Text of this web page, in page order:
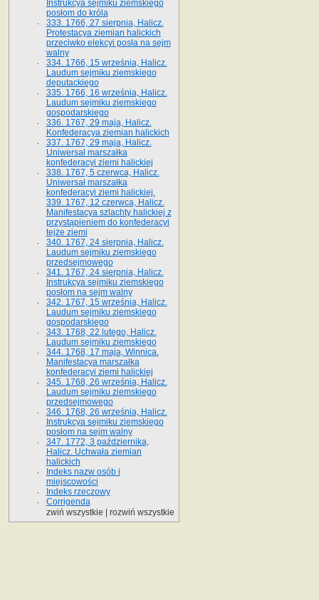
Instrukcya sejmiku ziemskiego
posłom do króla
333. 1766, 27 sierpnia, Halicz.
Protestacya ziemian halickich
przeciwko elekcyi posła na sejm
walny
334. 1766, 15 września, Halicz.
Laudum sejmiku ziemskiego
deputackiego
335. 1766, 16 września, Halicz.
Laudum sejmiku ziemskiego
gospodarskiego
336. 1767, 29 maja, Halicz.
Konfederacya ziemian halickich
337. 1767, 29 maja, Halicz.
Uniwersał marszałka
konfederacyi ziemi halickiej
338. 1767, 5 czerwca, Halicz.
Uniwersał marszałka
konfederacyi ziemi halickiej.
339. 1767, 12 czerwca, Halicz.
Manifestacya szlachty halickiej z
przystąpieniem do konfederacyi
tejże ziemi
340. 1767, 24 sierpnia, Halicz.
Laudum sejmiku ziemskiego
przedsejmowego
341. 1767, 24 sierpnia, Halicz.
Instrukcya sejmiku ziemskiego
posłom na sejm walny
342. 1767, 15 września, Halicz.
Laudum sejmiku ziemskiego
gospodarskiego
343. 1768, 22 lutego, Halicz.
Laudum sejmiku ziemskiego
344. 1768, 17 maja, Winnica.
Manifestacya marszałka
konfederacyi ziemi halickiej
345. 1768, 26 września, Halicz.
Laudum sejmiku ziemskiego
przedsejmowego
346. 1768, 26 września, Halicz.
Instrukcya sejmiku ziemskiego
posłom na sejm walny
347. 1772, 3 października,
Halicz. Uchwała ziemian
halickich
Indeks nazw osób i
miejscowości
Indeks rzeczowy
Corrigenda
zwiń wszystkie
rozwiń wszystkie